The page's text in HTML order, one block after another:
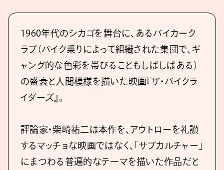
1960年代のシカゴを舞台に、あるバイカーク
ラブ（バイク乗りによって組織された集団で、ギ
ャング的な色彩を帯びることもしばしばある）
の盛衰と人間模様を描いた映画『ザ・バイクラ
イダーズ』。
評論家・柴崎祐二は本作を、アウトローを礼讃
するマッチョな映画ではなく、「サブカルチャー」
にまつわる普遍的なテーマを描いた作品だと